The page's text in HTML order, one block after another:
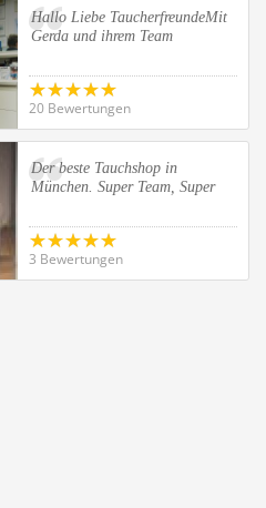
Hallo Liebe TaucherfreundeMit
Gerda und ihrem Team
20 Bewertungen
Der beste Tauchshop in
München. Super Team, Super
3 Bewertungen